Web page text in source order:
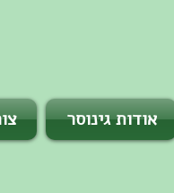
אודות גינוסר